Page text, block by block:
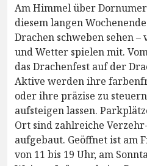
Am Himmel über
diesem langen
Drachen schweben sehen
und Wetter spielen mit.
das Drachenfest auf der
Aktive werden ihre
oder ihre präzise zu
aufsteigen lassen.
Ort sind zahlreiche
aufgebaut. Geöffnet ist am
von 11 bis 19 Uhr, am